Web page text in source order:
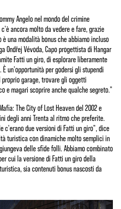
Angelo nel mondo del crimine
ancora molto da vedere e fare, grazie
una modalità bonus che abbiamo incluso
Ondřej Vévoda, Capo progettista di Hangar
Fatti un giro, di esplorare liberamente
un'opportunità per godersi gli stupendi
garage, trovare gli oggetti
e magari scoprire anche qualche segreto."
The City of Lost Heaven del 2002 e
degli anni Trenta al ritmo che preferite.
c'erano due versioni di Fatti un giro", dice
turistica con dinamiche molto semplici in
delle sfide folli. Abbiamo combinato
cui la versione di Fatti un giro della
sia contenuti bonus nascosti da